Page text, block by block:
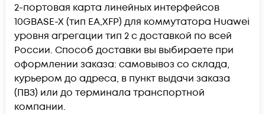
2-портовая карта линейных интерфейсов
10GBASE-X (тип EA,XFP) для коммутатора Huawei
уровня агрегации тип 2 c доставкой по всей
России. Способ доставки вы выбираете при
оформлении заказа: самовывоз со склада,
курьером до адреса, в пункт выдачи заказа
(ПВЗ) или до терминала транспортной
компании.